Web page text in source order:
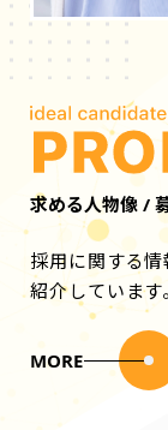
求める人物像 /
採用に関する
紹介しています
MORE